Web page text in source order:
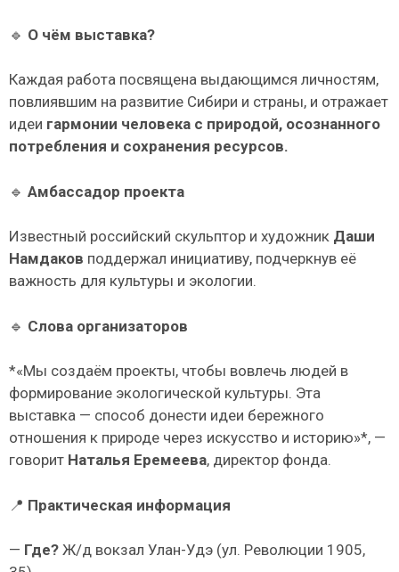
🔹 О чём выставка?
Каждая работа посвящена выдающимся личностям,
повлиявшим на развитие Сибири и страны, и отражает
идеи гармонии человека с природой, осознанного
потребления и сохранения ресурсов.
🔹 Амбассадор проекта
Известный российский скульптор и художник Даши
Намдаков поддержал инициативу, подчеркнув её
важность для культуры и экологии.
🔹 Слова организаторов
*«Мы создаём проекты, чтобы вовлечь людей в
формирование экологической культуры. Эта
выставка — способ донести идеи бережного
отношения к природе через искусство и историю»*, —
говорит Наталья Еремеева, директор фонда.
📍 Практическая информация
— Где? Ж/д вокзал Улан-Удэ (ул. Революции 1905,